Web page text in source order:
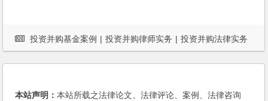
投资并购基金案例 | 投资并购律师实务 | 投资并购法律实务
本站声明：本站所载之法律论文、法律评论、案例、法律咨询